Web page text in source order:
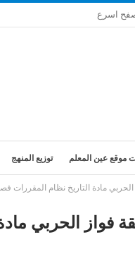
موقع عين المعلم توزيع المنهج
مادة التاريخ نظام المقررات
الحربي مادة